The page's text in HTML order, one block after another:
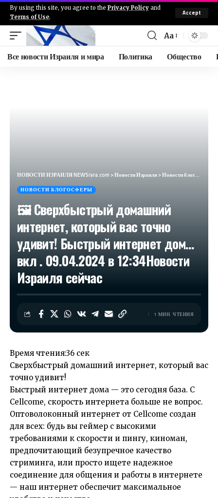
By using this site, you agree to the Privacy Policy and
Terms of Use.
Accept
Aa
Все новости Израиля и мира Политика Общество
НОВОСТИ ИЗРАИЛЯ NEWSisra.com >Новости Израиля>Новости блогосферы
НОВОСТИ БЛОГОСФЕРЫ
🖼 Сверхбыстрый домашний
интернет, который вас точно
удивит! Быстрый интернет дом…
вкл . 09.04.2024 в 12:34​Новости
Израиля сейчас
1 МИН. ЧТЕНИЯ
Время чтения:36 сек
Сверхбыстрый домашний интернет, который вас
точно удивит!
Быстрый интернет дома — это сегодня база. С
Cellcome, скорость интернета больше не вопрос.
Оптоволоконный интернет от Cellcome создан
для всех: будь вы геймер с высокими
требованиями к скорости и пингу, киноман,
предпочитающий безупречное качество
стриминга, или просто ищете надежное
соединение для общения и работы в интернете
— наш интернет обеспечит максимальное